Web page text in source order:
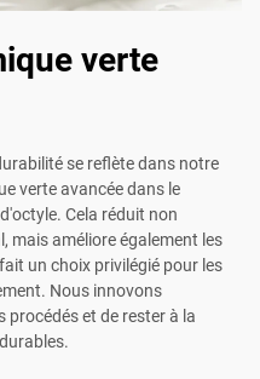
verte
se reflète dans notre
verte avancée dans le
Cela réduit non
mais améliore également les
un choix privilégié pour les
Nous innovons
et de rester à la